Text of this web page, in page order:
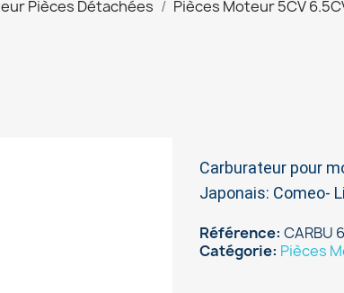
Pièces Détachées Pièces Moteur 5CV
Carburateur pour
Japonais: Comeo-
Référence CARBU
Catégorie Pièces